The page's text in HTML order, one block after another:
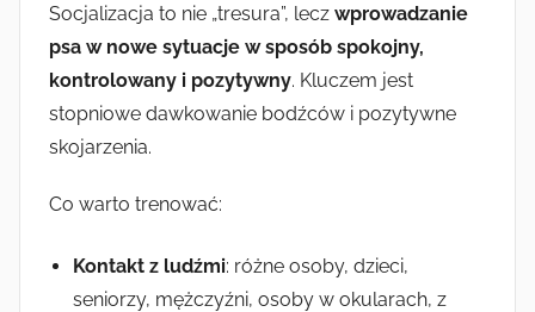
Socjalizacja to nie „tresura”, lecz wprowadzanie
psa w nowe sytuacje w sposób spokojny,
kontrolowany i pozytywny. Kluczem jest
stopniowe dawkowanie bodźców i pozytywne
skojarzenia.
Co warto trenować:
Kontakt z ludźmi: różne osoby, dzieci,
seniorzy, mężczyźni, osoby w okularach, z